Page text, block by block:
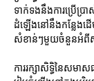
ទាក់ទងនឹងការប្រើប្
ដំឡើងនៅនឹងកន្លែងដ
សំខាន់ៗមួយចំនួនអំពី
ការរក្សាសិទ្ធិនៃសម